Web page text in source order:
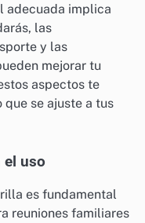
adecuada implica
las
y las
mejorar tu
aspectos te
se ajuste a tus
el uso
es fundamental
reuniones familiares